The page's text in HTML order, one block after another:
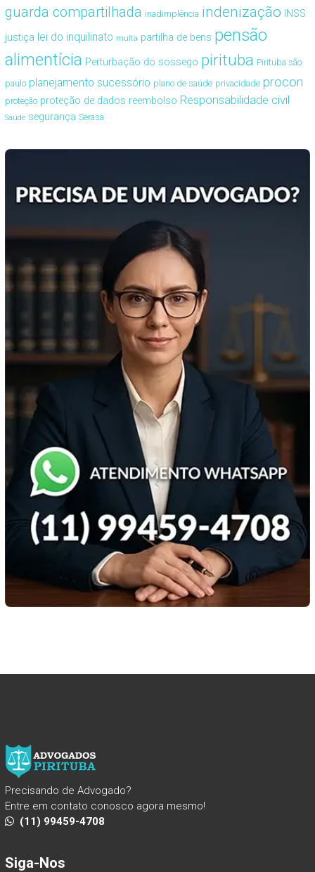
guarda compartilhada inadimplência indenização INSS
justiça lei do inquilinato multa partilha de bens pensão
alimentícia Perturbação do sossego pirituba Pirituba são
paulo planejamento sucessório plano de saúde privacidade procon
proteção proteção de dados reembolso Responsabilidade civil
Saúde segurança Serasa
Precisando de Advogado?
Entre em contato conosco agora mesmo!
(11) 99459-4708
Siga-Nos